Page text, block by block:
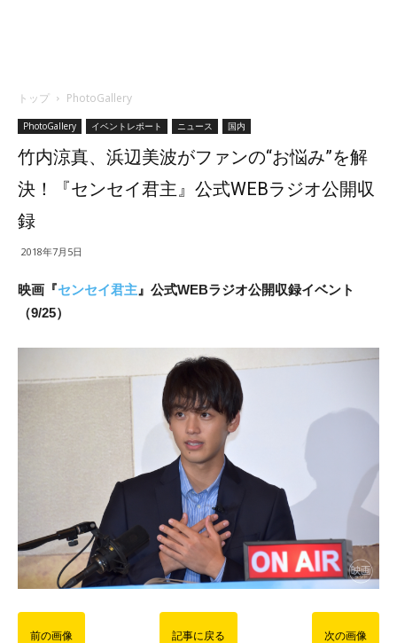
トップ PhotoGallery
PhotoGallery イベントレポート ニュース 国内
竹内涼真、浜辺美波がファンの“お悩み”を解
決！『センセイ君主』公式WEBラジオ公開収
録
2018年7月5日
映画『センセイ君主 』公式WEBラジオ公開収録イベント
（9/25）
前の画像 記事に戻る 次の画像